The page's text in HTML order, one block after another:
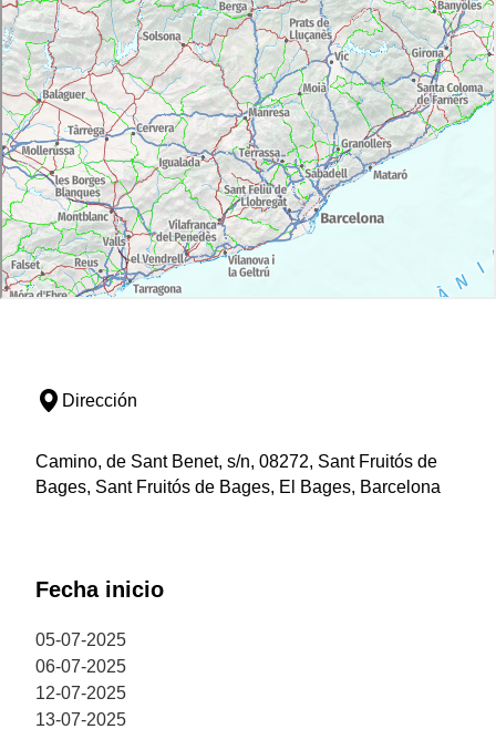
Dirección
Camino, de Sant Benet, s/n, 08272, Sant Fruitós de
Bages, Sant Fruitós de Bages, El Bages, Barcelona
Fecha inicio
05-07-2025
06-07-2025
12-07-2025
13-07-2025